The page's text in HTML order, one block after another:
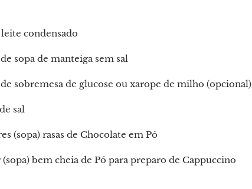
leite condensado
sopa de manteiga sem sal
sobremesa de glucose ou xarope de milho (opcional)
sal
(sopa) rasas de Chocolate em Pó
(sopa) bem cheia de Pó para preparo de Cappuccino